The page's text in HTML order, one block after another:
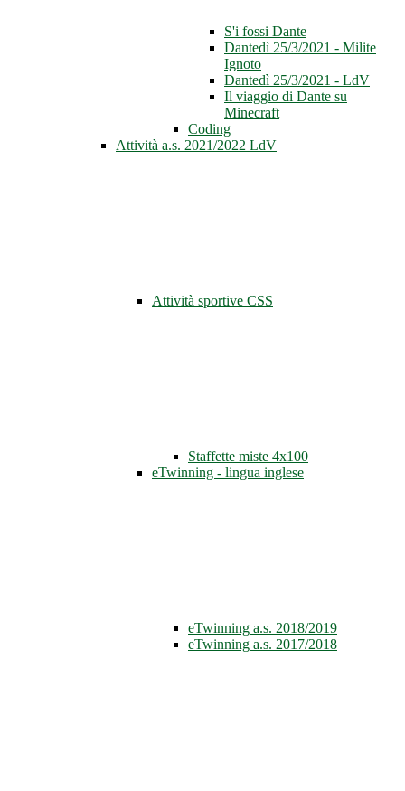
S'i fossi Dante
Dantedì 25/3/2021 - Milite
Ignoto
Dantedì 25/3/2021 - LdV
Il viaggio di Dante su
Minecraft
Coding
Attività a.s. 2021/2022 LdV
Attività sportive CSS
Staffette miste 4x100
eTwinning - lingua inglese
eTwinning a.s. 2018/2019
eTwinning a.s. 2017/2018